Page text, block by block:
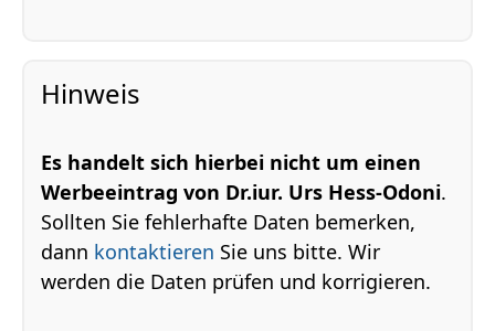
Hinweis
Es handelt sich hierbei nicht um einen
Werbeeintrag von Dr.iur. Urs Hess-Odoni.
Sollten Sie fehlerhafte Daten bemerken,
dann kontaktieren Sie uns bitte. Wir
werden die Daten prüfen und korrigieren.